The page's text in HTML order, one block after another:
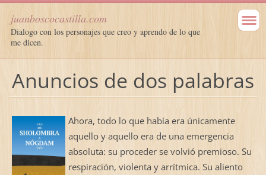
juanboscocastilla.com
Dialogo con los personajes que creo y aprendo de lo que
me dicen.
Anuncios de dos palabras
Ahora, todo lo que había era únicamente
aquello y aquello era de una emergencia
absoluta: su proceder se volvió premioso. Su
respiración, violenta y arrítmica. Su aliento